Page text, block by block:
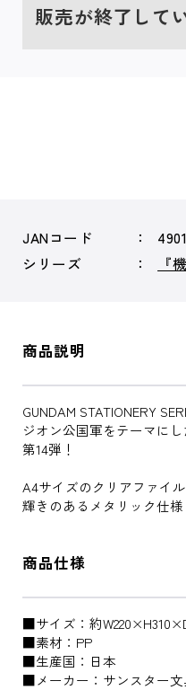
販売が終了して
JANコード
シリーズ
『
商品説明
GUNDAM STATIONERY
ジオン公国軍をテーマに
第14弾！
A4サイズのクリアファイル
輝きのあるメタリック仕様
商品仕様
■サイズ：約
■素材：PP
■生産国：日本
■メーカー：サンスター文